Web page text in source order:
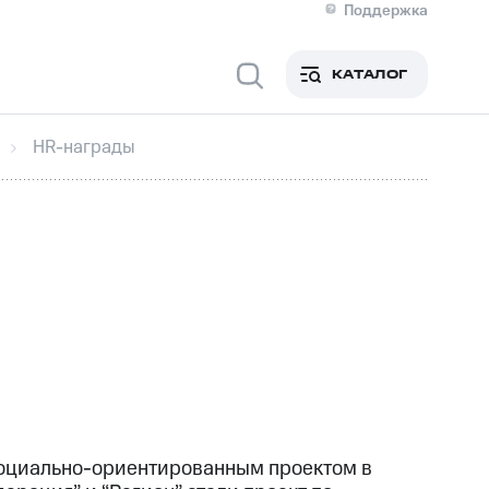
Поддержка
Медиа-центр
Новости в регионе
Инвесторам и акционерам
акционерам
и аудитРынок акций
КАТАЛОГ
HR-награды
ориентированным проектом в